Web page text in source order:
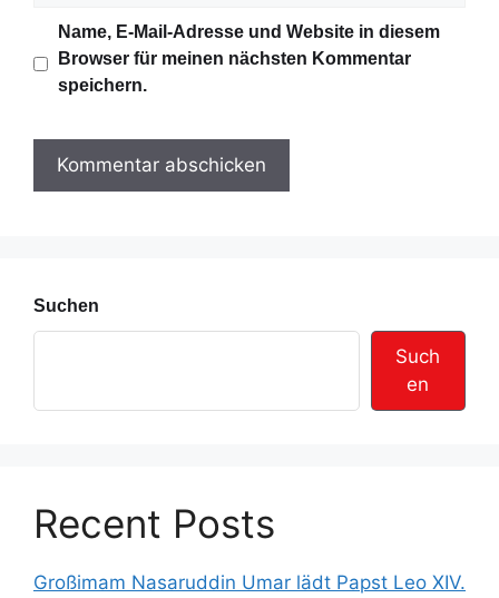
-
r
s
i
Name, E-Mail-Adresse und Website in diesem
Browser für meinen nächsten Kommentar
speichern.
Suchen
Such
en
Recent Posts
Großimam Nasaruddin Umar lädt Papst Leo XIV.